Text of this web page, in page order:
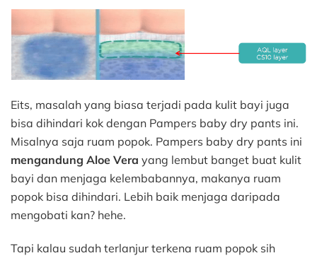
Eits, masalah yang biasa terjadi pada kulit bayi juga
bisa dihindari kok dengan Pampers baby dry pants ini.
Misalnya saja ruam popok. Pampers baby dry pants ini
mengandung Aloe Vera yang lembut banget buat kulit
bayi dan menjaga kelembabannya, makanya ruam
popok bisa dihindari. Lebih baik menjaga daripada
mengobati kan? hehe.
Tapi kalau sudah terlanjur terkena ruam popok sih